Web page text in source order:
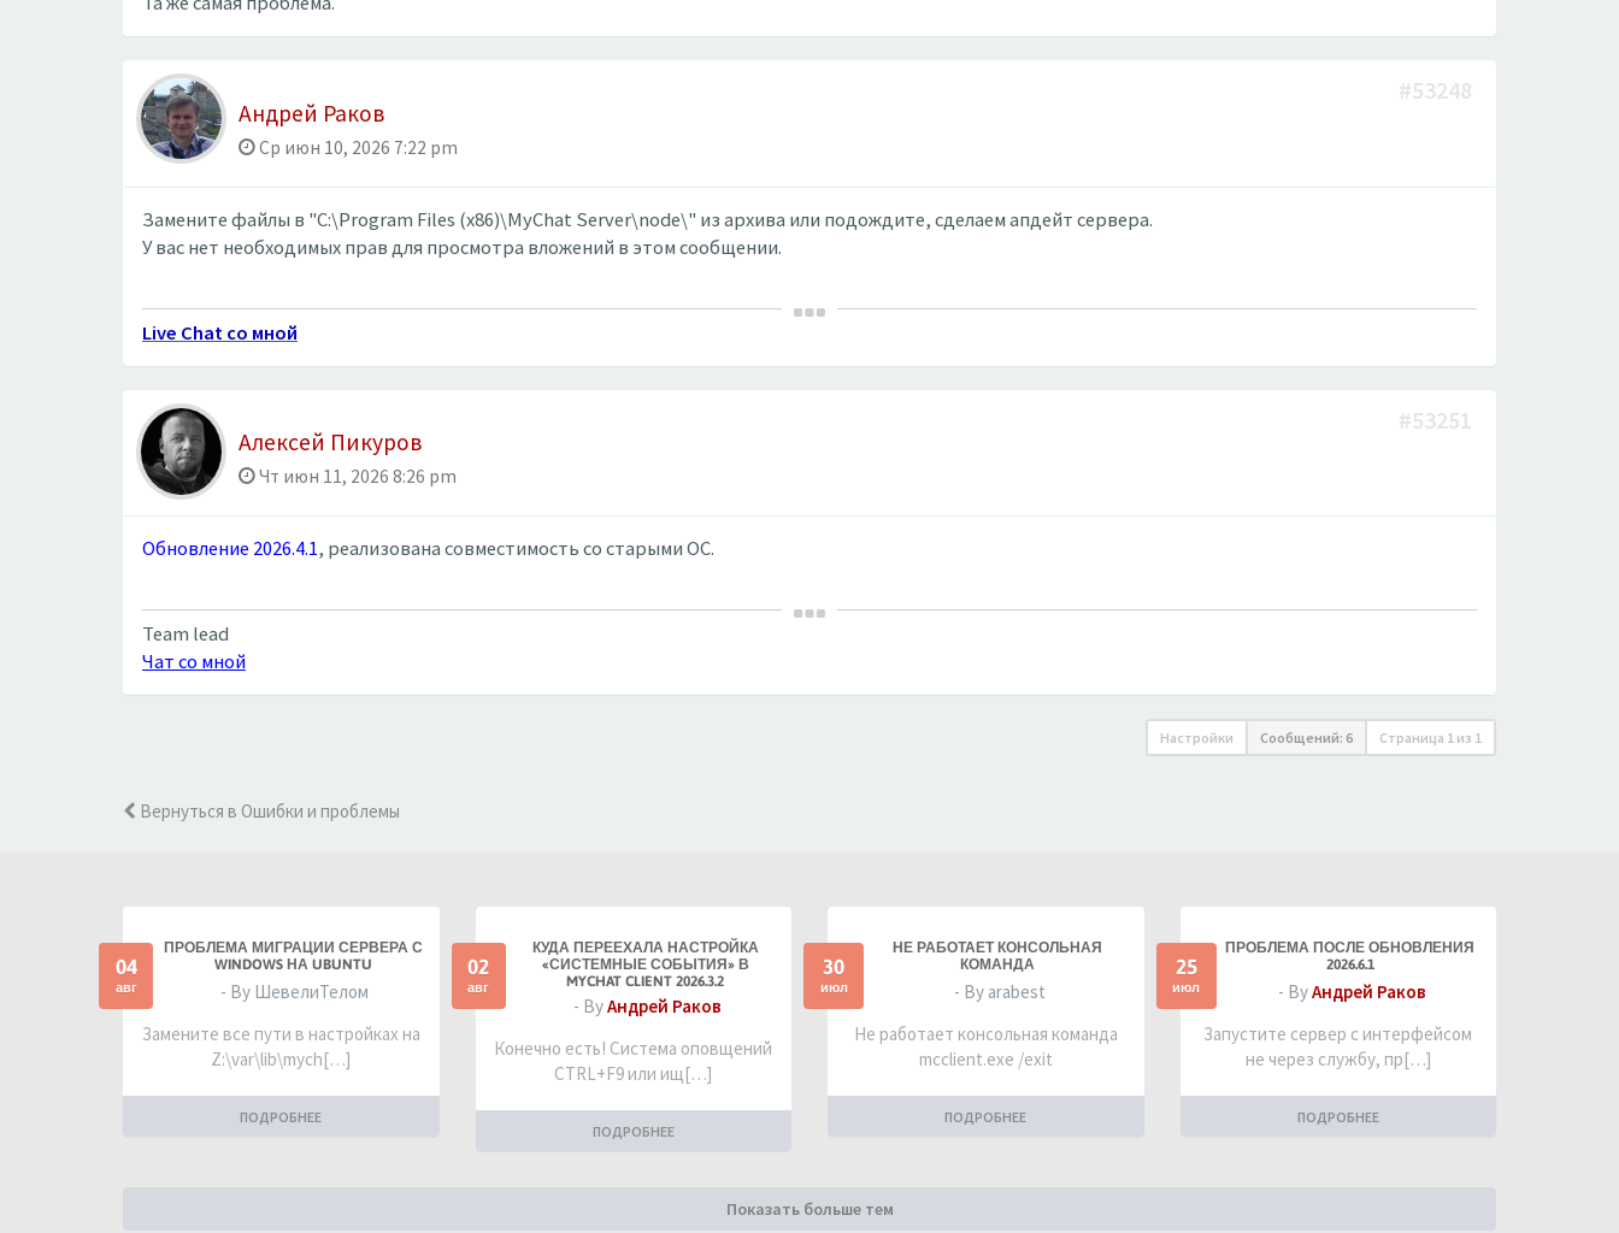
Андрей Раков
Ср июн 10, 2026 7:22 pm
#53248
Замените файлы в "C:\Program Files (x86)\MyChat Server\node\" из архива или подождите, сделаем апдейт сервера.
У вас нет необходимых прав для просмотра вложений в этом сообщении.
Live Chat со мной
Алексей Пикуров
Чт июн 11, 2026 8:26 pm
#53251
Обновление 2026.4.1, реализована совместимость со старыми ОС.
Team lead
Чат со мной
Настройки Сообщений: 6 Страница 1 из 1
Вернуться в Ошибки и проблемы
04
авг
ПРОБЛЕМА МИГРАЦИИ СЕРВЕРА С
WINDOWS НА UBUNTU
- By ШевелиТелом
Замените все пути в настройках на
Z:\var\lib\mych[…]
ПОДРОБНЕЕ
02
авг
КУДА ПЕРЕЕХАЛА НАСТРОЙКА
«СИСТЕМНЫЕ СОБЫТИЯ» В
MYCHAT CLIENT 2026.3.2
- ByАндрей Раков
Конечно есть! Система оповщений
CTRL+F9 или ищ[…]
ПОДРОБНЕЕ
30
июл
НЕ РАБОТАЕТ КОНСОЛЬНАЯ
КОМАНДА
- By arabest
Не работает консольная команда
mcclient.exe /exit
ПОДРОБНЕЕ
25
июл
ПРОБЛЕМА ПОСЛЕ ОБНОВЛЕНИЯ
2026.6.1
- ByАндрей Раков
Запустите сервер с интерфейсом
не через службу, пр[…]
ПОДРОБНЕЕ
Показать больше тем